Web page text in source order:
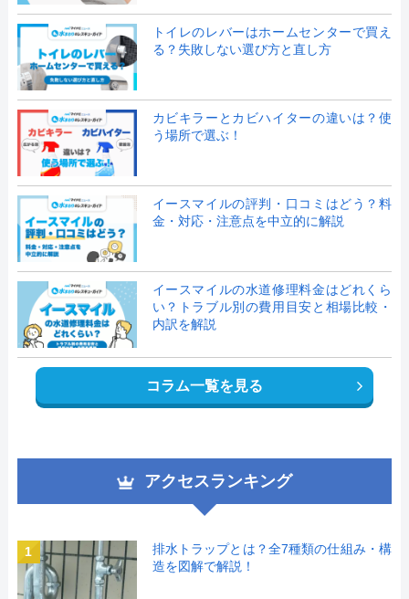
トイレのレバーはホームセンターで買え
る？失敗しない選び方と直し方
カビキラーとカビハイターの違いは？使
う場所で選ぶ！
イースマイルの評判・口コミはどう？料
金・対応・注意点を中立的に解説
イースマイルの水道修理料金はどれくら
い？トラブル別の費用目安と相場比較・
内訳を解説
コラム一覧を見る
アクセスランキング
1
排水トラップとは？全7種類の仕組み・構
造を図解で解説！